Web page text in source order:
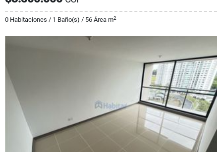
0 Habitaciones / 1 Baño(s) / 56 Área m2